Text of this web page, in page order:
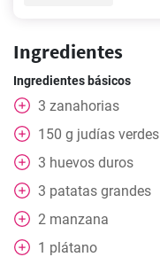
Ingredientes
Ingredientes básicos
3 zanahorias
150 g judías verdes
3 huevos duros
3 patatas grandes
2 manzana
1 plátano